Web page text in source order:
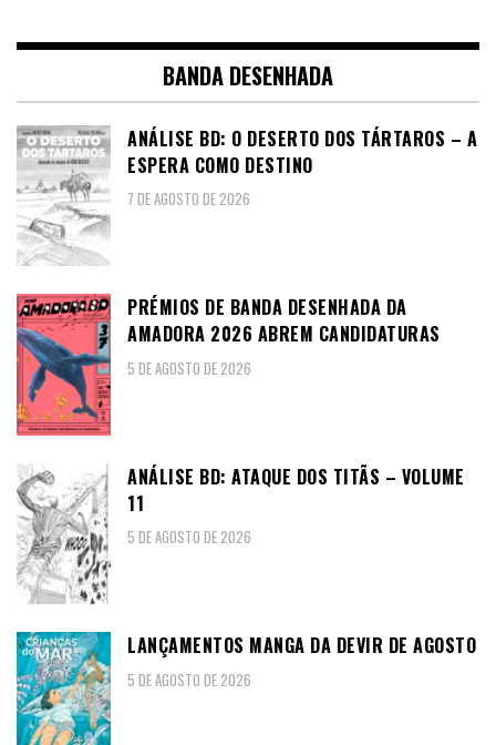
BANDA DESENHADA
ANÁLISE BD: O DESERTO DOS TÁRTAROS – A
ESPERA COMO DESTINO
7 DE AGOSTO DE 2026
PRÉMIOS DE BANDA DESENHADA DA
AMADORA 2026 ABREM CANDIDATURAS
5 DE AGOSTO DE 2026
ANÁLISE BD: ATAQUE DOS TITÃS – VOLUME
11
5 DE AGOSTO DE 2026
LANÇAMENTOS MANGA DA DEVIR DE AGOSTO
5 DE AGOSTO DE 2026